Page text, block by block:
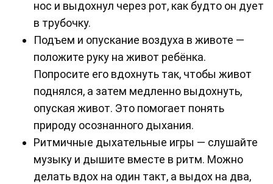
нос и выдохнул через рот, как будто он дует
в трубочку.
Подъем и опускание воздуха в животе —
положите руку на живот ребёнка.
Попросите его вдохнуть так, чтобы живот
поднялся, а затем медленно выдохнуть,
опуская живот. Это помогает понять
природу осознанного дыхания.
Ритмичные дыхательные игры — слушайте
музыку и дышите вместе в ритм. Можно
делать вдох на один такт, а выдох на два,